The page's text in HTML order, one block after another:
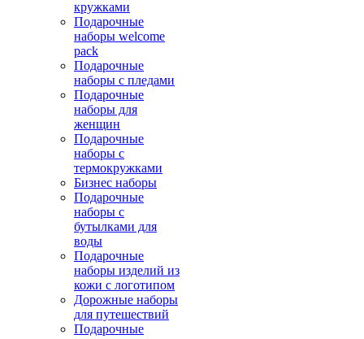
кружками
Подарочные
наборы welcome
pack
Подарочные
наборы с пледами
Подарочные
наборы для
женщин
Подарочные
наборы с
термокружками
Бизнес наборы
Подарочные
наборы с
бутылками для
воды
Подарочные
наборы изделий из
кожи с логотипом
Дорожные наборы
для путешествий
Подарочные